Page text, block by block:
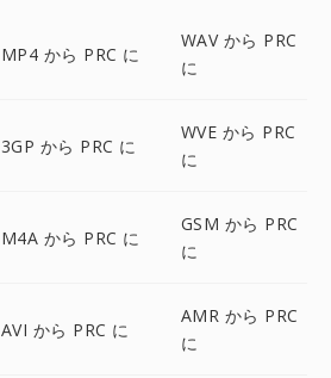
MP4 から PRC に
WAV から PRC
に
3GP から PRC に
WVE から PRC
に
M4A から PRC に
GSM から PRC
に
AVI から PRC に
AMR から PRC
に